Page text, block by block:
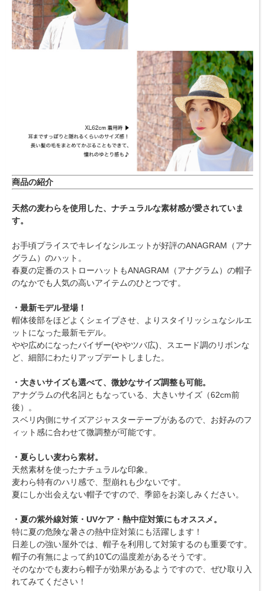
商品の紹介
天然の麦わらを使用した、ナチュラルな素材感が愛されていま
す。
お手頃プライスでキレイなシルエットが好評のANAGRAM（アナ
グラム）のハット。
春夏の定番のストローハットもANAGRAM（アナグラム）の帽子
のなかでも人気の高いアイテムのひとつです。
・最新モデル登場！
帽体後部をほどよくシェイプさせ、よりスタイリッシュなシルエ
ットになった最新モデル。
やや広めになったバイザー(ややツバ広)、スエード調のリボンな
ど、細部にわたりアップデートしました。
・大きいサイズも選べて、微妙なサイズ調整も可能。
アナグラムの代名詞ともなっている、大きいサイズ（62cm前
後）。
スベリ内側にサイズアジャスターテープがあるので、お好みのフ
ィット感に合わせて微調整が可能です。
・夏らしい麦わら素材。
天然素材を使ったナチュラルな印象。
麦わら特有のハリ感で、型崩れも少ないです。
夏にしか出会えない帽子ですので、季節をお楽しみください。
・夏の紫外線対策・UVケア・熱中症対策にもオススメ。
特に夏の危険な暑さの熱中症対策にも活躍します！
日差しの強い屋外では、帽子を利用して対策するのも重要です。
帽子の有無によって約10℃の温度差があるそうです。
そのなかでも麦わら帽子が効果があるようですので、ぜひ取り入
れてみてください！